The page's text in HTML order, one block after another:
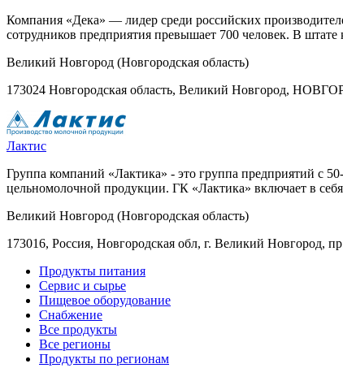
Компания «Дека» — лидер среди российских
сотрудников предприятия превышает 700 человек. В
Великий Новгород (Новгородская область)
173024 Новгородская область, Великий
Лактис
Группа компаний «Лактика» - это группа предприятий с
цельномолочной продукции. ГК «Лактика» включает в
Великий Новгород (Новгородская область)
173016, Россия, Новгородская обл, г. Великий Новгород,
Продукты питания
Сервис и сырье
Пищевое оборудование
Снабжение
Все продукты
Все регионы
Продукты по регионам